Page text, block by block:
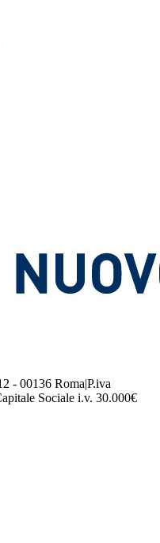
- 00136 Roma|P.iva
Sociale i.v. 30.000€